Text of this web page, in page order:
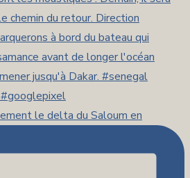
le delta du Saloum en